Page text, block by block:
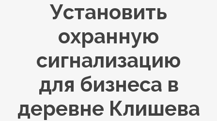
Установить
охранную
сигнализацию
для бизнеса в
деревне Клишева